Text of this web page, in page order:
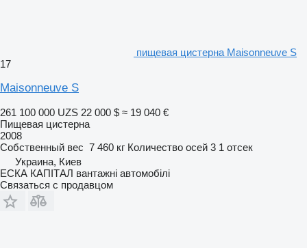
пищевая цистерна Maisonneuve S
17
Maisonneuve S
261 100 000 UZS 22 000 $ ≈ 19 040 €
Пищевая цистерна
2008
Собственный вес 7 460 кг Количество осей 3 1 отсек
Украина, Киев
ЕСКА КАПІТАЛ вантажні автомобілі
Связаться с продавцом